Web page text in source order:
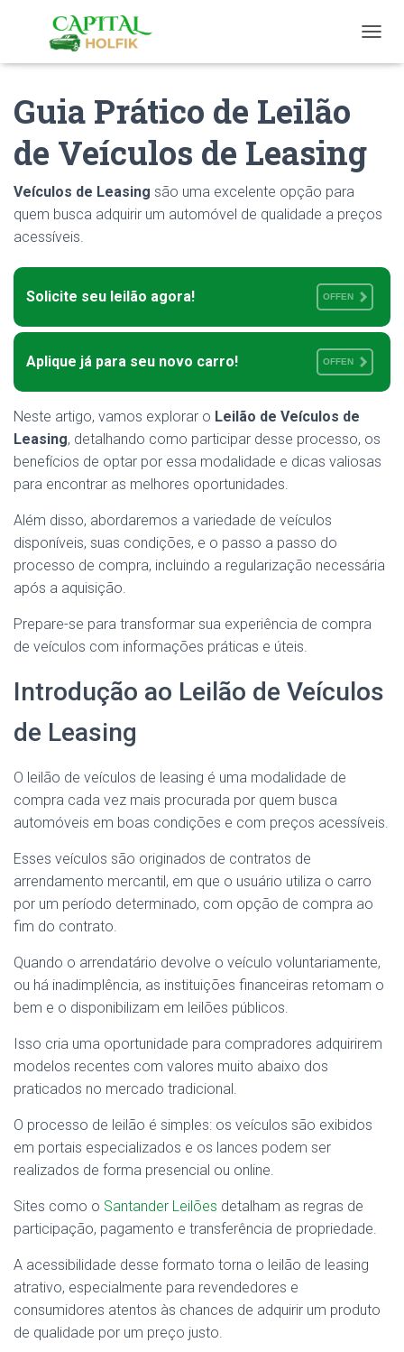
O
G
I
O
Guia Prático de Leilão
de Veículos de Leasing
Veículos de Leasing são uma excelente opção para
quem busca adquirir um automóvel de qualidade a preços
acessíveis.
Solicite seu leilão agora! OFFEN
Aplique já para seu novo carro! OFFEN
Neste artigo, vamos explorar o Leilão de Veículos de
Leasing, detalhando como participar desse processo, os
benefícios de optar por essa modalidade e dicas valiosas
para encontrar as melhores oportunidades.
Além disso, abordaremos a variedade de veículos
disponíveis, suas condições, e o passo a passo do
processo de compra, incluindo a regularização necessária
após a aquisição.
Prepare-se para transformar sua experiência de compra
de veículos com informações práticas e úteis.
Introdução ao Leilão de Veículos
de Leasing
O leilão de veículos de leasing é uma modalidade de
compra cada vez mais procurada por quem busca
automóveis em boas condições e com preços acessíveis.
Esses veículos são originados de contratos de
arrendamento mercantil, em que o usuário utiliza o carro
por um período determinado, com opção de compra ao
fim do contrato.
Quando o arrendatário devolve o veículo voluntariamente,
ou há inadimplência, as instituições financeiras retomam o
bem e o disponibilizam em leilões públicos.
Isso cria uma oportunidade para compradores adquirirem
modelos recentes com valores muito abaixo dos
praticados no mercado tradicional.
O processo de leilão é simples: os veículos são exibidos
em portais especializados e os lances podem ser
realizados de forma presencial ou online.
Sites como o Santander Leilões detalham as regras de
participação, pagamento e transferência de propriedade.
A acessibilidade desse formato torna o leilão de leasing
atrativo, especialmente para revendedores e
consumidores atentos às chances de adquirir um produto
de qualidade por um preço justo.